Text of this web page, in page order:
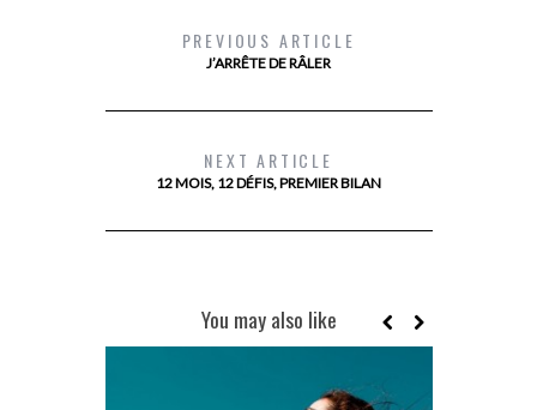
PREVIOUS ARTICLE
J’ARRÊTE DE RÂLER
NEXT ARTICLE
12 MOIS, 12 DÉFIS, PREMIER BILAN
You may also like